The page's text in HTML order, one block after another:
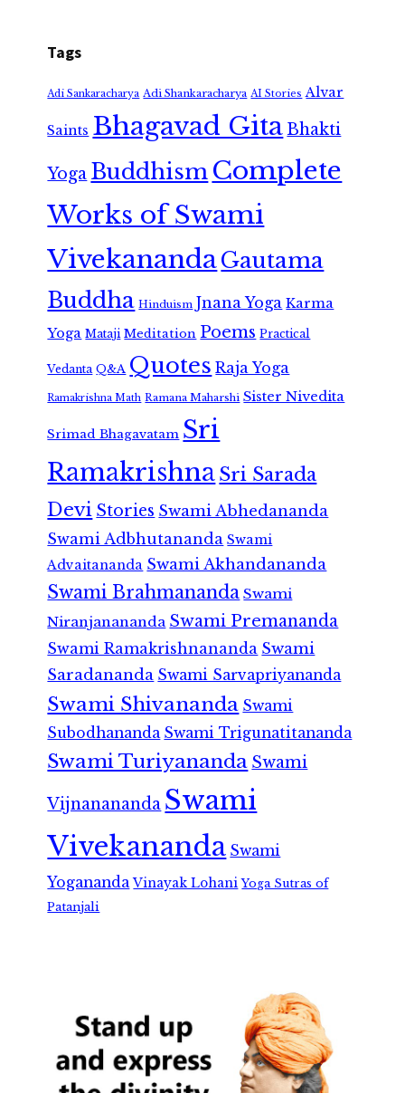
Tags
Adi Sankaracharya Adi Shankaracharya AI Stories Alvar
Saints Bhagavad GitaBhakti
Yoga Buddhism Complete
Works of Swami
VivekanandaGautama
Buddha Hinduism Jnana Yoga Karma
Yoga Mataji Meditation Poems Practical
Vedanta Q&A Quotes Raja Yoga
Ramakrishna Math Ramana Maharshi Sister Nivedita
Srimad Bhagavatam Sri
RamakrishnaSri Sarada
Devi Stories Swami Abhedananda
Swami Adbhutananda Swami
Advaitananda Swami Akhandananda
Swami Brahmananda Swami
Niranjanananda Swami Premananda
Swami Ramakrishnananda Swami
Saradananda Swami Sarvapriyananda
Swami Shivananda Swami
Subodhananda Swami Trigunatitananda
Swami Turiyananda Swami
Vijnanananda Swami
Vivekananda Swami
Yogananda Vinayak Lohani Yoga Sutras of
Patanjali